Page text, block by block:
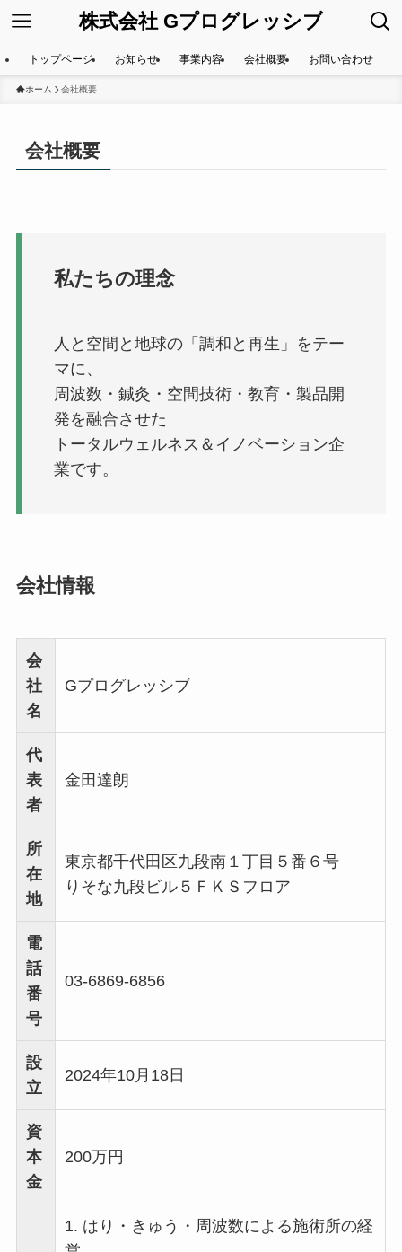
株式会社 Gプログレッシブ
トップページ お知らせ 事業内容 会社概要 お問い合わせ
ホーム 会社概要
会社概要
私たちの理念
人と空間と地球の「調和と再生」をテー
マに、
周波数・鍼灸・空間技術・教育・製品開
発を融合させた
トータルウェルネス＆イノベーション企
業です。
会社情報
会
社
名
Gプログレッシブ
代
表
者
金田達朗
所
在
地
東京都千代田区九段南１丁目５番６号
りそな九段ビル５ＦＫＳフロア
電
話
番
号
03-6869-6856
設
立
2024年10月18日
資
本
金
200万円
1. はり・きゅう・周波数による施術所の経